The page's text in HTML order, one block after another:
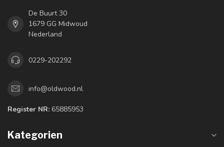
De Buurt 30
1679 GG Midwoud
Nederland
0229-202292
info@oldwood.nl
Register NR: 65885953
Kategorien